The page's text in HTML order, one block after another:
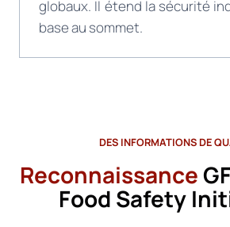
globaux. Il étend la sécurité
base au sommet.
DES INFORMATIONS DE
Reconnaissance
Food Safety